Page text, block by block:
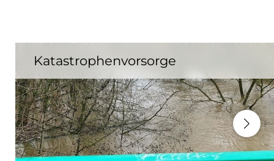
Katastrophenvorsorge